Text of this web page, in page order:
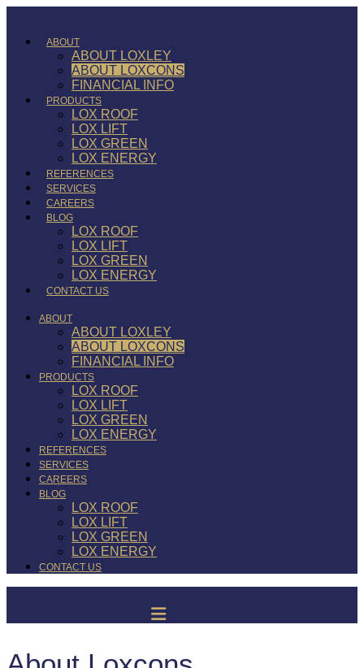
ABOUT
ABOUT LOXLEY
ABOUT LOXCONS
FINANCIAL INFO
PRODUCTS
LOX ROOF
LOX LIFT
LOX GREEN
LOX ENERGY
REFERENCES
SERVICES
CAREERS
BLOG
LOX ROOF
LOX LIFT
LOX GREEN
LOX ENERGY
CONTACT US
ABOUT
ABOUT LOXLEY
ABOUT LOXCONS
FINANCIAL INFO
PRODUCTS
LOX ROOF
LOX LIFT
LOX GREEN
LOX ENERGY
REFERENCES
SERVICES
CAREERS
BLOG
LOX ROOF
LOX LIFT
LOX GREEN
LOX ENERGY
CONTACT US